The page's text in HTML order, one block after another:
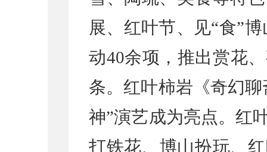
展、红叶节、见“食”
动40余项，推出赏花
条。红叶柿岩《奇幻
神”演艺成为亮点。红
打铁花、博山扮玩、